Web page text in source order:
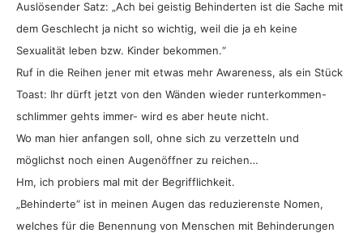
Auslösender Satz: „Ach bei geistig Behinderten ist die Sache mit
dem Geschlecht ja nicht so wichtig, weil die ja eh keine
Sexualität leben bzw. Kinder bekommen.“
Ruf in die Reihen jener mit etwas mehr Awareness, als ein Stück
Toast: Ihr dürft jetzt von den Wänden wieder runterkommen-
schlimmer gehts immer- wird es aber heute nicht.
Wo man hier anfangen soll, ohne sich zu verzetteln und
möglichst noch einen Augenöffner zu reichen…
Hm, ich probiers mal mit der Begrifflichkeit.
„Behinderte“ ist in meinen Augen das reduzierenste Nomen,
welches für die Benennung von Menschen mit Behinderungen